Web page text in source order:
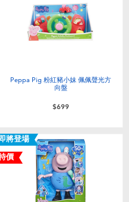
Peppa Pig 粉紅豬小妹 佩佩聲光方
向盤
$699
將登場
價